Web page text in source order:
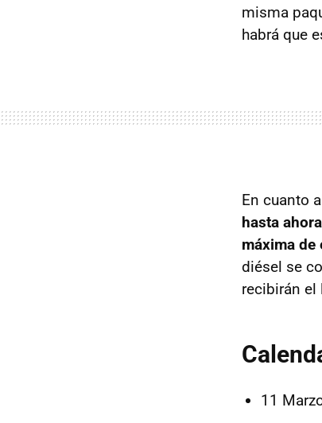
misma
habrá que
En cuanto
hasta
máxima
diésel se
recibirán el
11